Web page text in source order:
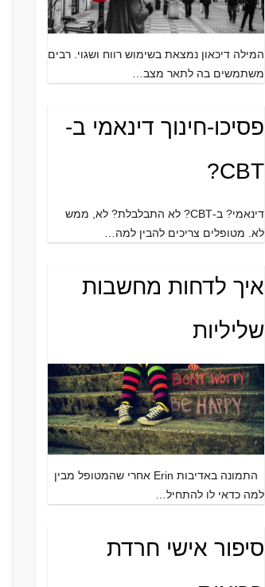
המילה דיכאון נמצאת בשימוש רווח ושגוי. רבים
משתמשים בה לתאר מצב…
פסיכו-חינוך דינאמי ב-
CBT?
דינאמי? ב-CBT? לא התבלבלת? לא, ממש
לא. מטופלים צריכים להבין למה…
איך לדחות מחשבות
שליליות
התמונה באדיבות Erin אחרי שהמטופל מבין
למה כדאי לו להתחיל…
סיפור אישי חרדת